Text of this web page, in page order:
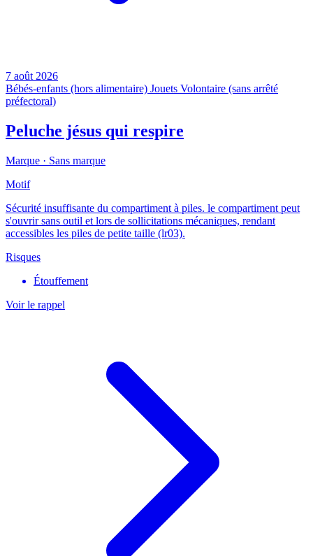
7 août 2026
Bébés-enfants (hors alimentaire) Jouets Volontaire (sans arrêté
préfectoral)
Peluche jésus qui respire
Marque · Sans marque
Motif
Sécurité insuffisante du compartiment à piles. le compartiment peut
s'ouvrir sans outil et lors de sollicitations mécaniques, rendant
accessibles les piles de petite taille (lr03).
Risques
Étouffement
Voir le rappel